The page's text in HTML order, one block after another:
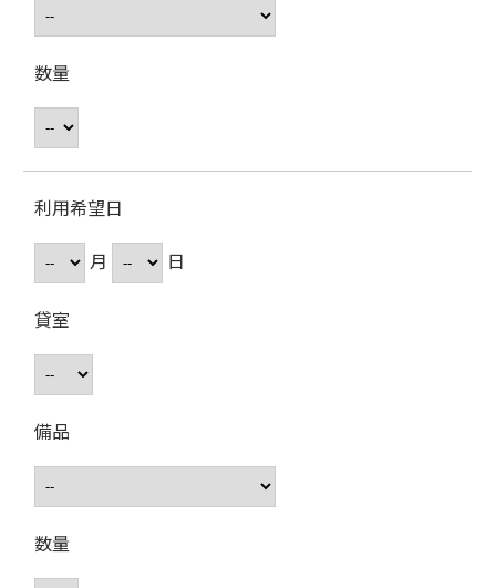
数量
利用希望日
月
日
貸室
備品
数量